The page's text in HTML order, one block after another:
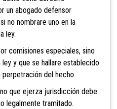
un abogado defensor
no nombrare uno en la
ley.
comisiones especiales, sino
y que se hallare establecido
del hecho.
que ejerza jurisdicción debe
legalmente tramitado.